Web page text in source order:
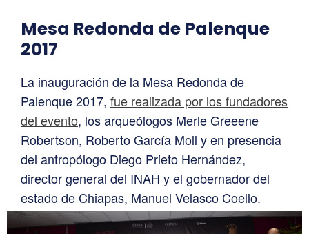
Mesa Redonda de Palenque
2017
La inauguración de la Mesa Redonda de
Palenque 2017, fue realizada por los fundadores
del evento, los arqueólogos Merle Greeene
Robertson, Roberto García Moll y en presencia
del antropólogo Diego Prieto Hernández,
director general del INAH y el gobernador del
estado de Chiapas, Manuel Velasco Coello.